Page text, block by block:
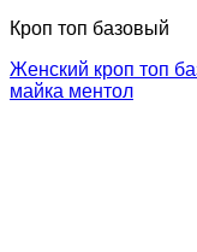
Кроп топ базовый
Женский кроп топ
майка ментол